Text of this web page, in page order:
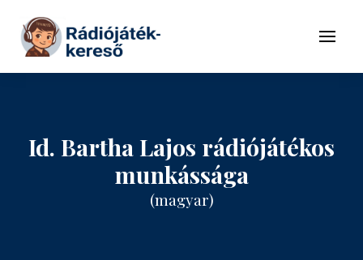
Tovább a tartalomhoz
Menü
Id. Bartha Lajos rádiójátékos
munkássága
(magyar)